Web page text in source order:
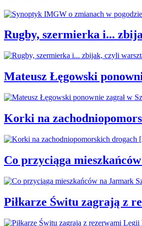
Rugby, szermierka i...
Mateusz Łęgowski
Korki na
Co przyciąga
Piłkarze Świtu zagrają z